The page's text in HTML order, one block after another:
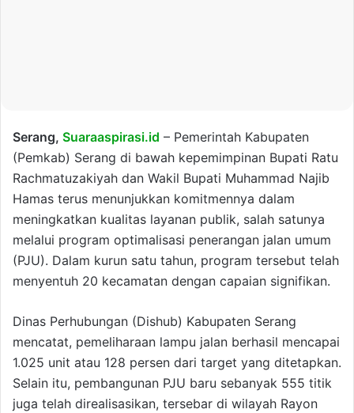
Serang, Suaraaspirasi.id – Pemerintah Kabupaten
(Pemkab) Serang di bawah kepemimpinan Bupati Ratu
Rachmatuzakiyah dan Wakil Bupati Muhammad Najib
Hamas terus menunjukkan komitmennya dalam
meningkatkan kualitas layanan publik, salah satunya
melalui program optimalisasi penerangan jalan umum
(PJU). Dalam kurun satu tahun, program tersebut telah
menyentuh 20 kecamatan dengan capaian signifikan.
Dinas Perhubungan (Dishub) Kabupaten Serang
mencatat, pemeliharaan lampu jalan berhasil mencapai
1.025 unit atau 128 persen dari target yang ditetapkan.
Selain itu, pembangunan PJU baru sebanyak 555 titik
juga telah direalisasikan, tersebar di wilayah Rayon